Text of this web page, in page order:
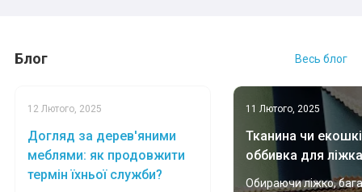
Блог Весь блог
12 Лютого, 2025
Догляд за дерев'яними
меблями: як продовжити
термін їхньої служби?
11 Лютого, 2025
Тканина чи
оббивка для
Обираючи ліжко,